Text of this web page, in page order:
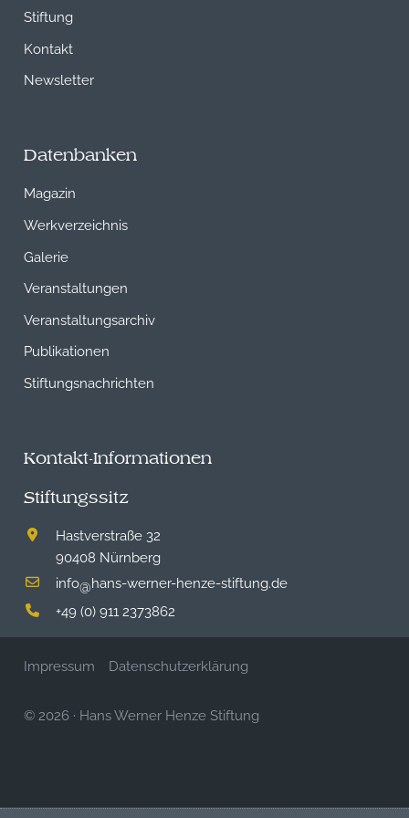
Stiftung
Kontakt
Newsletter
Datenbanken
Magazin
Werkverzeichnis
Galerie
Veranstaltungen
Veranstaltungsarchiv
Publikationen
Stiftungsnachrichten
Kontakt-Informationen
Stiftungssitz
Hastverstraße 32
90408 Nürnberg
info@hans-werner-henze-stiftung.de
+49 (0) 911 2373862
Impressum Datenschutzerklärung
© 2026 · Hans Werner Henze Stiftung